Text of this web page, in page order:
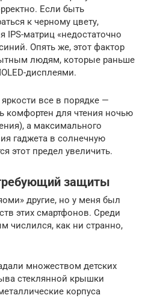
Если быть
к черному цвету,
IPS-матриц «недостаточно
Опять же, этот фактор
людям, которые раньше
дисплеями.
все в порядке —
комфортен для чтения ночью
а максимального
гаджета в солнечную
этот предел увеличить.
защиты
другие, но у меня был
этих смартфонов. Среди
числился, как ни странно,
множеством детских
стеклянной крышки
корпуса